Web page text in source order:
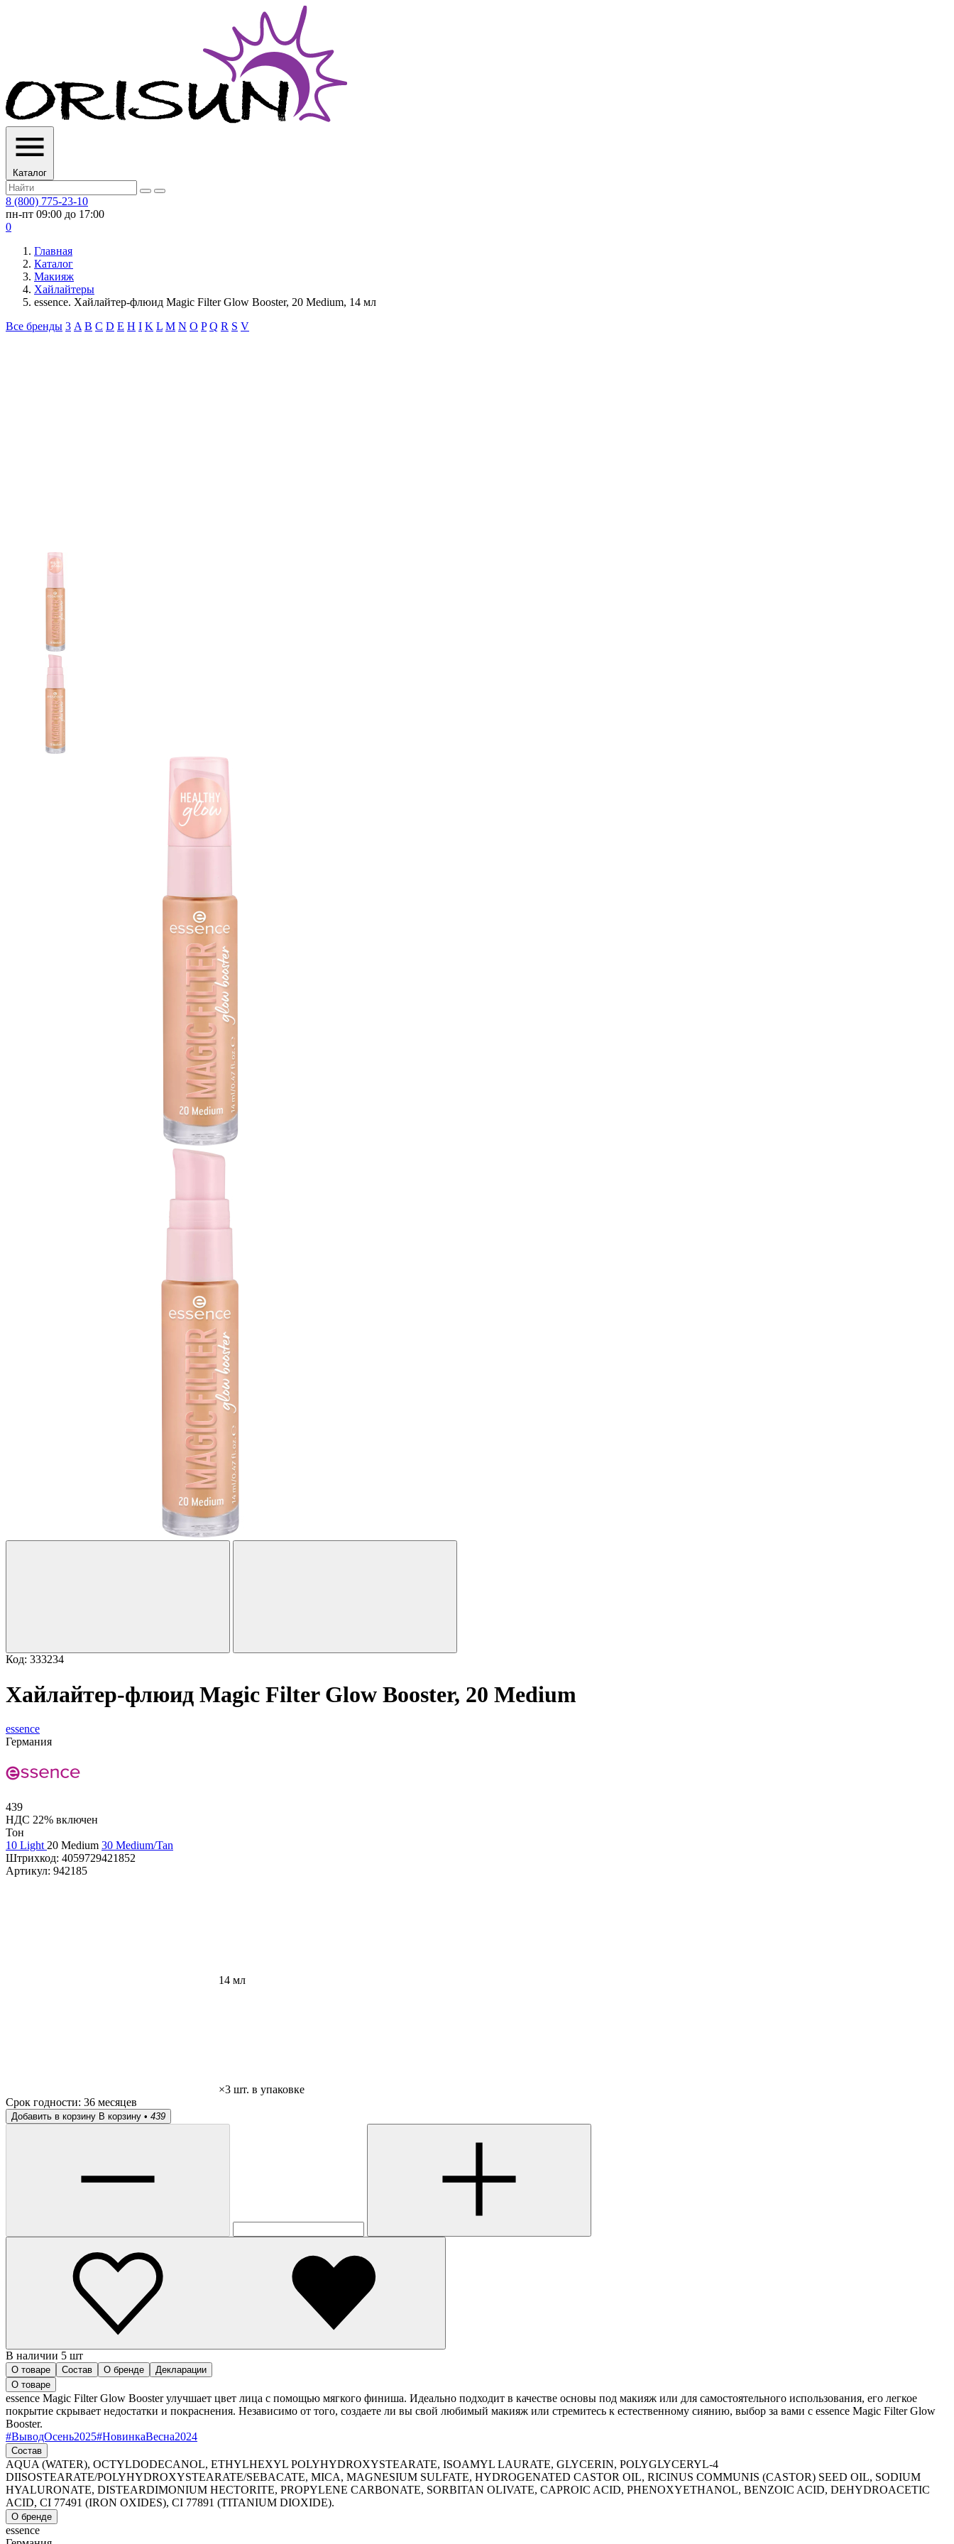
Каталог
8 (800) 775-23-10
пн-пт 09:00 до 17:00
0
Главная
Каталог
Макияж
Хайлайтеры
essence. Хайлайтер-флюид Magic Filter Glow Booster, 20 Medium, 14 мл
Все бренды 3 A B C D E H I K L M N O P Q R S V
Код: 333234
Хайлайтер-флюид Magic Filter Glow Booster, 20 Medium
essence
Германия
439
НДС 22% включен
Тон
10 Light 20 Medium 30 Medium/Tan
Штрихкод: 4059729421852
Артикул: 942185
14 мл
×3 шт. в упаковке
Срок годности: 36 месяцев
Добавить в корзину В корзину • 439
В наличии 5 шт
О товаре Состав О бренде
Декларации
О товаре
essence Magic Filter Glow Booster улучшает цвет лица с помощью мягкого финиша. Идеально подходит в качестве основы под макияж или для самостоятельного использования, его легкое
покрытие скрывает недостатки и покраснения. Независимо от того, создаете ли вы свой любимый макияж или стремитесь к естественному сиянию, выбор за вами с essence Magic Filter Glow
Booster.
#ВыводОсень2025#НовинкаВесна2024
Состав
AQUA (WATER), OCTYLDODECANOL, ETHYLHEXYL POLYHYDROXYSTEARATE, ISOAMYL LAURATE, GLYCERIN, POLYGLYCERYL-4
DIISOSTEARATE/POLYHYDROXYSTEARATE/SEBACATE, MICA, MAGNESIUM SULFATE, HYDROGENATED CASTOR OIL, RICINUS COMMUNIS (CASTOR) SEED OIL, SODIUM
HYALURONATE, DISTEARDIMONIUM HECTORITE, PROPYLENE CARBONATE, SORBITAN OLIVATE, CAPROIC ACID, PHENOXYETHANOL, BENZOIC ACID, DEHYDROACETIC
ACID, CI 77491 (IRON OXIDES), CI 77891 (TITANIUM DIOXIDE).
О бренде
essence